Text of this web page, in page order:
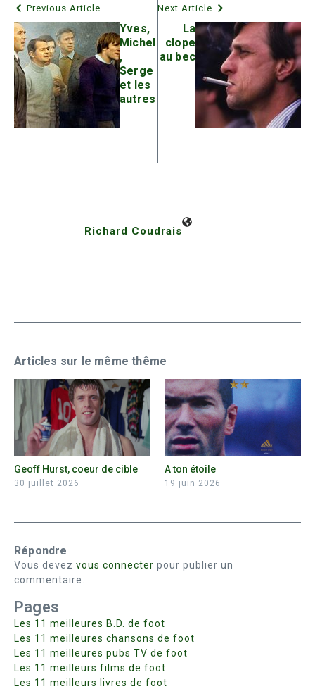
Previous Article
Yves,
Michel
,
Serge
et les
autres
Next Article
La
clope
au bec
Richard Coudrais
Articles sur le même thême
Geoff Hurst, coeur de cible
30 juillet 2026
A ton étoile
19 juin 2026
Répondre
Vous devez vous connecter pour publier un
commentaire.
Pages
Les 11 meilleures B.D. de foot
Les 11 meilleures chansons de foot
Les 11 meilleures pubs TV de foot
Les 11 meilleurs films de foot
Les 11 meilleurs livres de foot